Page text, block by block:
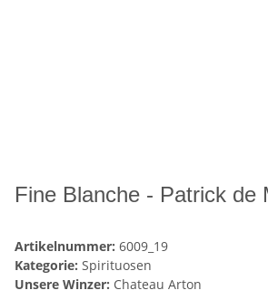
Fine Blanche - Patrick de
Artikelnummer: 6009_19
Kategorie: Spirituosen
Unsere Winzer: Chateau Arton